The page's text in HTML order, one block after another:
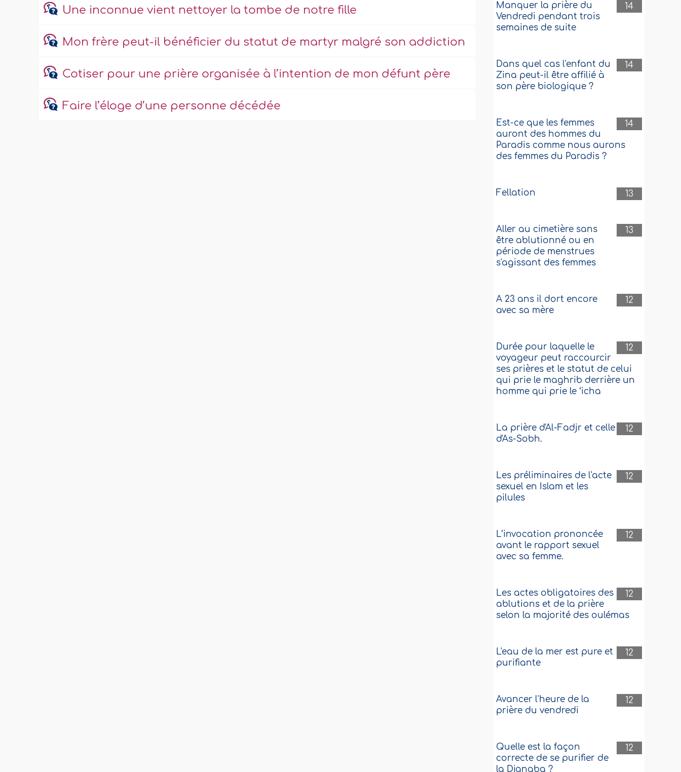
Une inconnue vient nettoyer la tombe de notre fille
Mon frère peut-il bénéficier du statut de martyr malgré son addiction
Cotiser pour une prière organisée à l’intention de mon défunt père
Faire l’éloge d’une personne décédée
14
Manquer la prière du
Vendredi pendant trois
semaines de suite
14
Dans quel cas l'enfant du
Zina peut-il être affilié à
son père biologique ?
14
Est-ce que les femmes
auront des hommes du
Paradis comme nous aurons
des femmes du Paradis ?
13
Fellation
13
Aller au cimetière sans
être ablutionné ou en
période de menstrues
s'agissant des femmes
12
A 23 ans il dort encore
avec sa mère
12
Durée pour laquelle le
voyageur peut raccourcir
ses prières et le statut de celui
qui prie le maghrib derrière un
homme qui prie le ‘icha
12
La prière d'Al-Fadjr et celle
d'As-Sobh.
12
Les préliminaires de l'acte
sexuel en Islam et les
pilules
12
L’invocation prononcée
avant le rapport sexuel
avec sa femme.
12
Les actes obligatoires des
ablutions et de la prière
selon la majorité des oulémas
12
L'eau de la mer est pure et
purifiante
12
Avancer l'heure de la
prière du vendredi
12
Quelle est la façon
correcte de se purifier de
la Djanaba ?